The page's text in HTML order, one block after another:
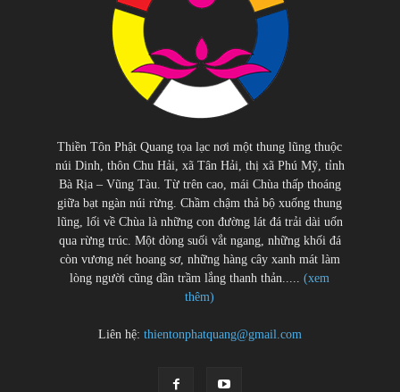
Thiền Tôn Phật Quang tọa lạc nơi một thung lũng thuộc
núi Dinh, thôn Chu Hải, xã Tân Hải, thị xã Phú Mỹ, tỉnh
Bà Rịa – Vũng Tàu. Từ trên cao, mái Chùa thấp thoáng
giữa bạt ngàn núi rừng. Chầm chậm thả bộ xuống thung
lũng, lối về Chùa là những con đường lát đá trải dài uốn
qua rừng trúc. Một dòng suối vắt ngang, những khối đá
còn vương nét hoang sơ, những hàng cây xanh mát làm
lòng người cũng dần trầm lắng thanh thản.....(xem
thêm)
Liên hệ: thientonphatquang@gmail.com